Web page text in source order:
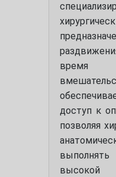
время
доступ к
позволяя